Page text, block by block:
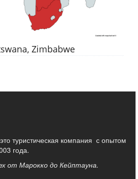
Zimbabwe
туристическая компания с опытом
года.
от Марокко до Кейптауна.